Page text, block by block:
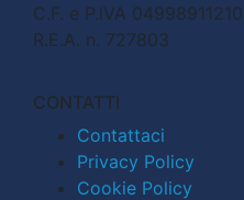
C.F. e P.IVA 04998911210
R.E.A. n. 727803
CONTATTI
Contattaci
Privacy Policy
Cookie Policy